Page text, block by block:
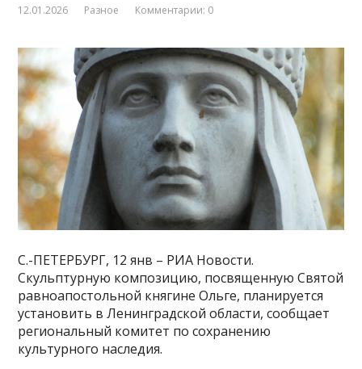
12.01.2026 Разное Комментарии: 0
С.-ПЕТЕРБУРГ, 12 янв – РИА Новости.
Скульптурную композицию, посвященную Святой
равноапостольной княгине Ольге, планируется
установить в Ленинградской области, сообщает
региональный комитет по сохранению
культурного наследия.